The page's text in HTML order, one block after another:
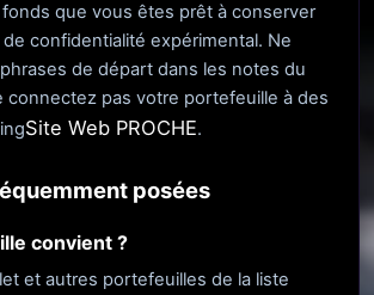
que vous êtes prêt à conserver
confidentialité expérimental. Ne
de départ dans les notes du
connectez pas votre portefeuille à des
Site Web PROCHE.
posées
convient ?
et autres portefeuilles de la liste